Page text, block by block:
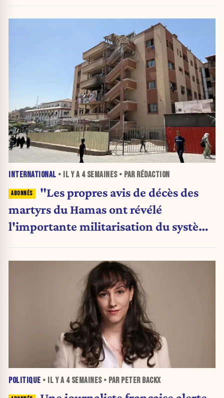
INTERNATIONAL • IL Y A 4 SEMAINES• PAR RÉDACTION
"Les propres avis de décès des
martyrs du Hamas ont révélé
l'importante militarisation du système
Salo Aizenberg
POLITIQUE • IL Y A 4 SEMAINES• PAR PETER BACKX